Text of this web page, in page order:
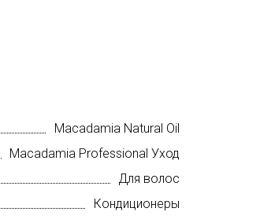
Macadamia Natural Oil
Macadamia Professional Уход
Для волос
Кондиционеры